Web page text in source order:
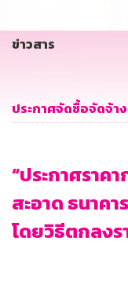
ข่าวสาร
ประกาศจัดซื้อจัดจ้า
“ประกาศราค
สะอาด ธนาค
โดยวิธีตกลงร